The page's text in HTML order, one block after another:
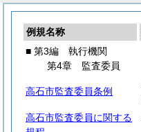
例規名称
■ 第3編 執行機関
第4章 監査委員
高石市監査委員条例
高石市監査委員に関する